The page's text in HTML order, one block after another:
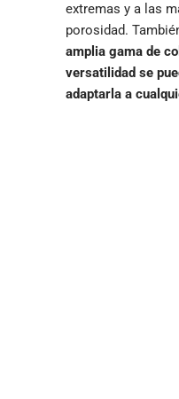
extremas y a las
porosidad.
amplia gama de
versatilidad se
adaptarla a